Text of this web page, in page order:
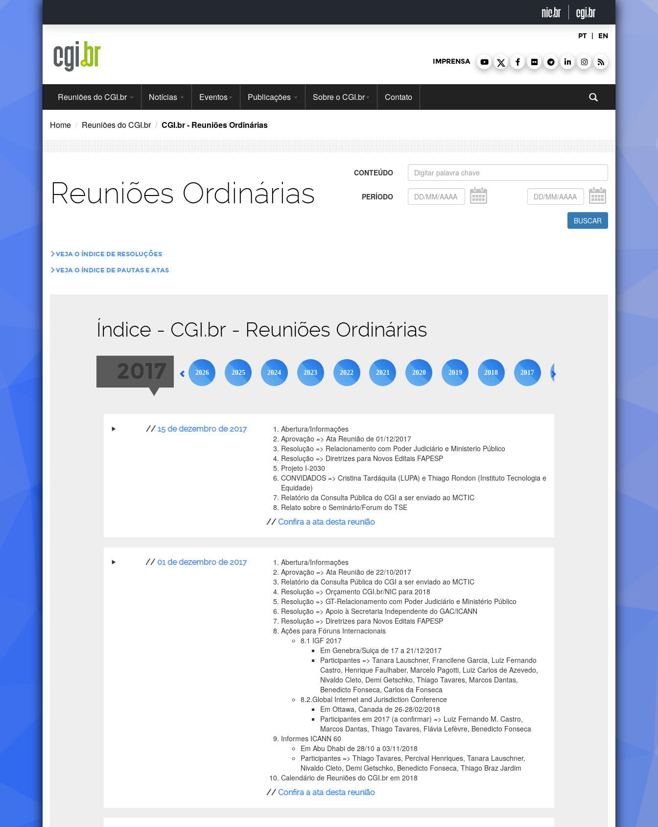
Ir
o
PT | EN
IMPRENSA
Menu
Principal
Reuniões do CGI.br Notícias Eventos Publicações Sobre o CGI.br Contato
Home Reuniões do CGI.br CGI.br - Reuniões Ordinárias
Reuniões Ordinárias
VEJA O ÍNDICE DE RESOLUÇÕES
VEJA O ÍNDICE DE PAUTAS E ATAS
CONTEÚDO
PERÍODO
BUSCAR
Índice - CGI.br - Reuniões Ordinárias
2017 2026 2025 2024 2023 2022 2021 2020 2019 2018 2017
// 15 de dezembro de 2017
Abertura/Informações
Aprovação => Ata Reunião de 01/12/2017
Resolução => Relacionamento com Poder Judiciário e Ministerio Público
Resolução => Diretrizes para Novos Editais FAPESP
Projeto I-2030
CONVIDADOS => Cristina Tardáquila (LUPA) e Thiago Rondon (Instituto Tecnologia e
Equidade)
Relatório da Consulta Pública do CGI a ser enviado ao MCTIC
Relato sobre o Seminário/Forum do TSE
// Confira a ata desta reunião
// 01 de dezembro de 2017
Abertura/Informações
Aprovação => Ata Reunião de 22/10/2017
Relatório da Consulta Pública do CGI a ser enviado ao MCTIC
Resolução => Orçamento CGI.br/NIC para 2018
Resolução => GT-Relacionamento com Poder Judiciário e Ministério Público
Resolução => Apoio à Secretaria Independente do GAC/ICANN
Resolução => Diretrizes para Novos Editais FAPESP
Ações para Fóruns Internacionais
8.1 IGF 2017
Em Genebra/Suiça de 17 a 21/12/2017
Participantes => Tanara Lauschner, Francilene Garcia, Luiz Fernando
Castro, Henrique Faulhaber, Marcelo Pagotti, Luiz Carlos de Azevedo,
Nivaldo Cleto, Demi Getschko, Thiago Tavares, Marcos Dantas,
Benedicto Fonseca, Carlos da Fonseca
8.2.Global Internet and Jurisdiction Conference
Em Ottawa, Canada de 26-28/02/2018
Participantes em 2017 (a confirmar) => Luiz Fernando M. Castro,
Marcos Dantas, Thiago Tavares, Flávia Lefèvre, Benedicto Fonseca
Informes ICANN 60
Em Abu Dhabi de 28/10 a 03/11/2018
Participantes => Thiago Tavares, Percival Henriques, Tanara Lauschner,
Nivaldo Cleto, Demi Getschko, Benedicto Fonseca, Thiago Braz Jardim
Calendário de Reuniões do CGI.br em 2018
// Confira a ata desta reunião